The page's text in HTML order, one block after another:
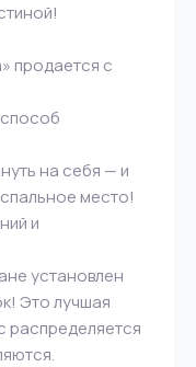
продается с
на себя — и
место!
и
установлен
Это лучшая
распределяется